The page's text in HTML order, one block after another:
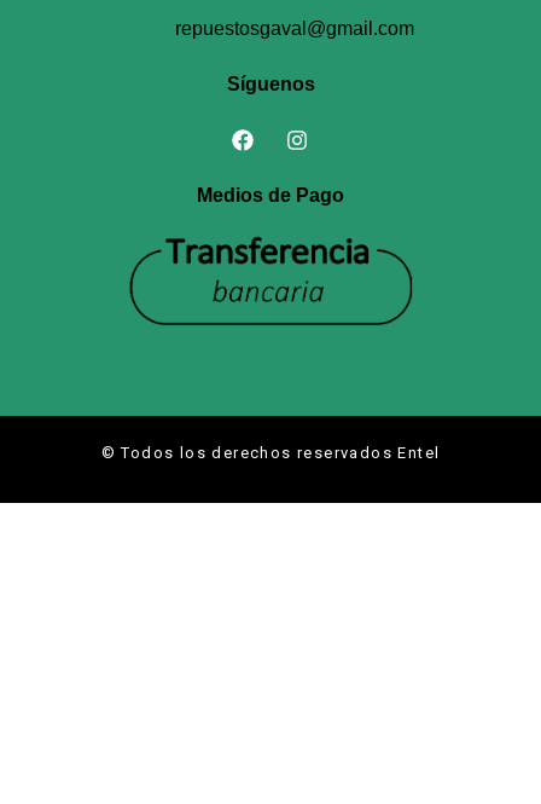
repuestosgaval@gmail.com
Síguenos
Medios de Pago
© Todos los derechos reservados Entel